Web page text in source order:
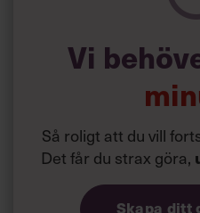
Vi
Så roligt att du vill
Det får du strax göra,
Skapa ditt